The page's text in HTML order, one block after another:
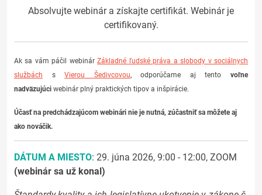
Absolvujte webinár a získajte certifikát. Webinár je
certifikovaný.
Ak sa vám páčil webinárZákladné ľudské práva a slobody v sociálnych
službách sVierou Šedivcovou, odporúčame aj tentovoľne
nadväzujúci webinár plný praktických tipov a inšpirácie.
Účasť na predchádzajúcom webinári nie je nutná, zúčastniť sa môžete aj
ako nováčik.
DÁTUM A MIESTO: 29. júna 2026, 9:00 - 12:00, ZOOM
(webinár sa už konal)